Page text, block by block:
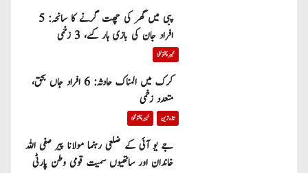
پبی میں گھر کی چھت گرنے کا سانحہ: 5
افراد جان کی بازی ہار گئے، 3 زخمی
خیبر پختونخوا
کرک میں المناک حادثہ: 6 افراد جاں بحق،
متعدد زخمی
تازہ ترین خیبر پختونخوا
جے یو آئی کے ضلعی رہنما مولانا پیر صفی اللہ
خاندان اور ساتھیوں سمیت قومی وطن پارٹی